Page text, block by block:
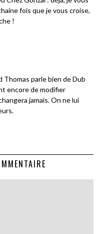
fois que je vous croise,
!
parle bien de Dub
encore de modifier
jamais. On ne lui